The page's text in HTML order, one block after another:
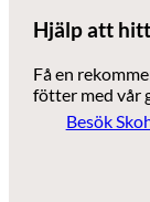
Hjälp att
Få en
fötter med vår
Besök